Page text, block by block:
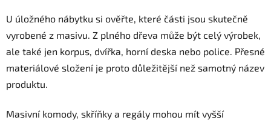
U úložného nábytku si ověřte, které části jsou skutečně
vyrobené z masivu. Z plného dřeva může být celý výrobek,
ale také jen korpus, dvířka, horní deska nebo police. Přesné
materiálové složení je proto důležitější než samotný název
produktu.
Masivní komody, skříňky a regály mohou mít vyšší